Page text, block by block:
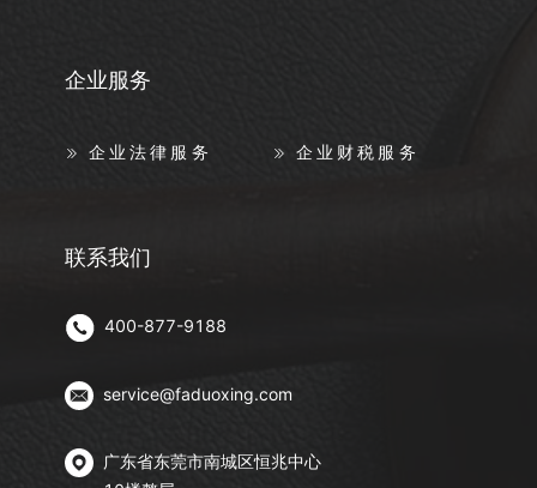
企业服务
企业法律服务 企业财税服务
联系我们
400-877-9188
service@faduoxing.com
广东省东莞市南城区恒兆中心